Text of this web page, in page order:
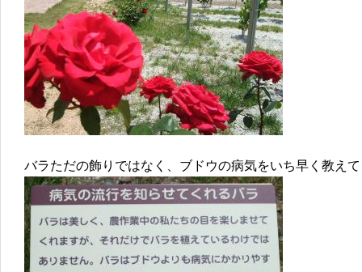
バラただの飾りではなく、ブドウの病気をいち早く教え